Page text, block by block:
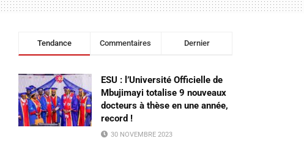
Tendance Commentaires Dernier
ESU : l’Université Officielle de
Mbujimayi totalise 9 nouveaux
docteurs à thèse en une année,
record !
30 NOVEMBRE 2023